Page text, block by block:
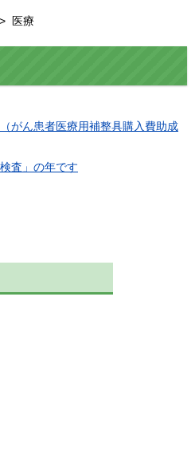
> 医療
がん患者医療用補整具購入費助成
査」の年です